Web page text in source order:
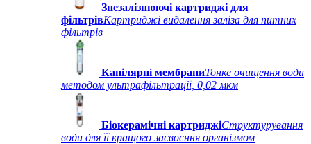
Знезалізнюючі картриджі для
фільтрівКартриджі видалення заліза для питних
фільтрів
Капілярні мембраниТонке очищення води
методом ультрафільтрації, 0,02 мкм
Біокерамічні картриджіСтруктурування
води для її кращого засвоєння організмом